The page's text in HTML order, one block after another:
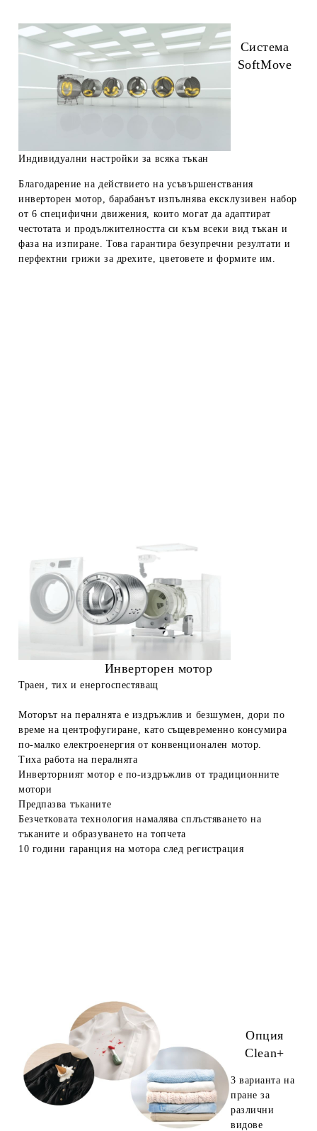
Система
SoftMove
Индивидуални настройки за всяка тъкан
Благодарение на действието на усъвършенствания
инверторен мотор, барабанът изпълняваексклузивен набор
от 6 специфични движения , които могат да адаптират
честотата и продължителността си към всеки вид тъкан и
фаза на изпиране. Това гарантирабезупречни резултати и
перфектни грижи за дрехите, цветовете и формите им.
Инверторен мотор
Траен, тих и енергоспестяващ
Моторът на пералнята е издръжлив и безшумен, дори по
време на центрофугиране, като същевременно консумира
по-малко електроенергия от конвенционален мотор.
Тиха работа на пералнята
Инверторният мотор е по-издръжливот традиционните
мотори
Предпазва тъканите
Безчетковата технология намалява сплъстяването на
тъканите и образуването на топчета
10 години гаранция на мотора след регистрация
Опция
Clean+
3 варианта на
пране за
различни
видове